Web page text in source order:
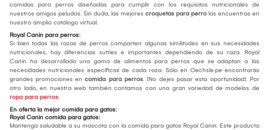
comidas para perros diseñadas para cumplir con los requisitos nutricionales de
nuestros amigos peludos. Sin duda, las mejores croquetas para perro las encuentras en
nuestro amplio catálogo virtual.
Royal Canin para perros:
Si bien todas las razas de perros comparten algunas similitudes en sus necesidades
nutricionales, hay diferencias sutiles e importantes dependiendo de su raza. Royal
Canin ha desarrollado una gama de alimentos para perros que se adaptan a las
necesidades nutricionales específicas de cada raza. Sólo en Oechsle.pe encontrarás
grandes promociones en comida para perros. ¡No dejes pasar esta oportunidad!. Por
otro lado, en nuestra web también contamos con una gran variedad de modelos de
ropa para perros.
En oferta la mejor comida para gatos:
Royal Canin comida para gatos:
Mantenga saludable a su mascota con la comida para gatos Royal Canin. Este producto